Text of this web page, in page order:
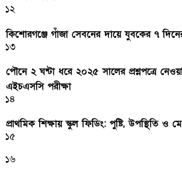
১২
কিশোরগঞ্জে গাঁজা সেবনের দায়ে যুবকের ৭
১৩
পৌনে ২ ঘন্টা ধরে ২০২৫ সালের প্রশ্নপত্রে
এইচএসসি পরীক্ষা
১৪
প্রাথমিক শিক্ষায় স্কুল ফিডিং: পুষ্টি, উপস্থিতি ও
১৫
১৬